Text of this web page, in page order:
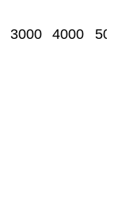
3000 4000